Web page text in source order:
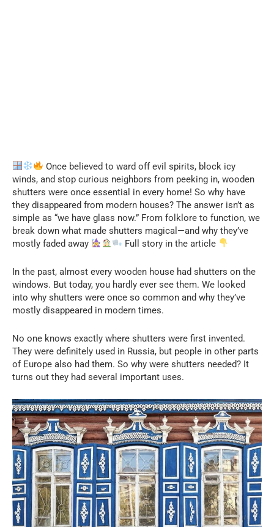
Once believed to ward off evil spirits, block icy
winds, and stop curious neighbors from peeking in, wooden
shutters were once essential in every home! So why have
they disappeared from modern houses? The answer isn’t as
simple as “we have glass now.” From folklore to function, we
break down what made shutters magical—and why they’ve
mostly faded away
Full story in the article
In the past, almost every wooden house had shutters on the
windows. But today, you hardly ever see them. We looked
into why shutters were once so common and why they’ve
mostly disappeared in modern times.
No one knows exactly where shutters were first invented.
They were definitely used in Russia, but people in other parts
of Europe also had them. So why were shutters needed? It
turns out they had several important uses.